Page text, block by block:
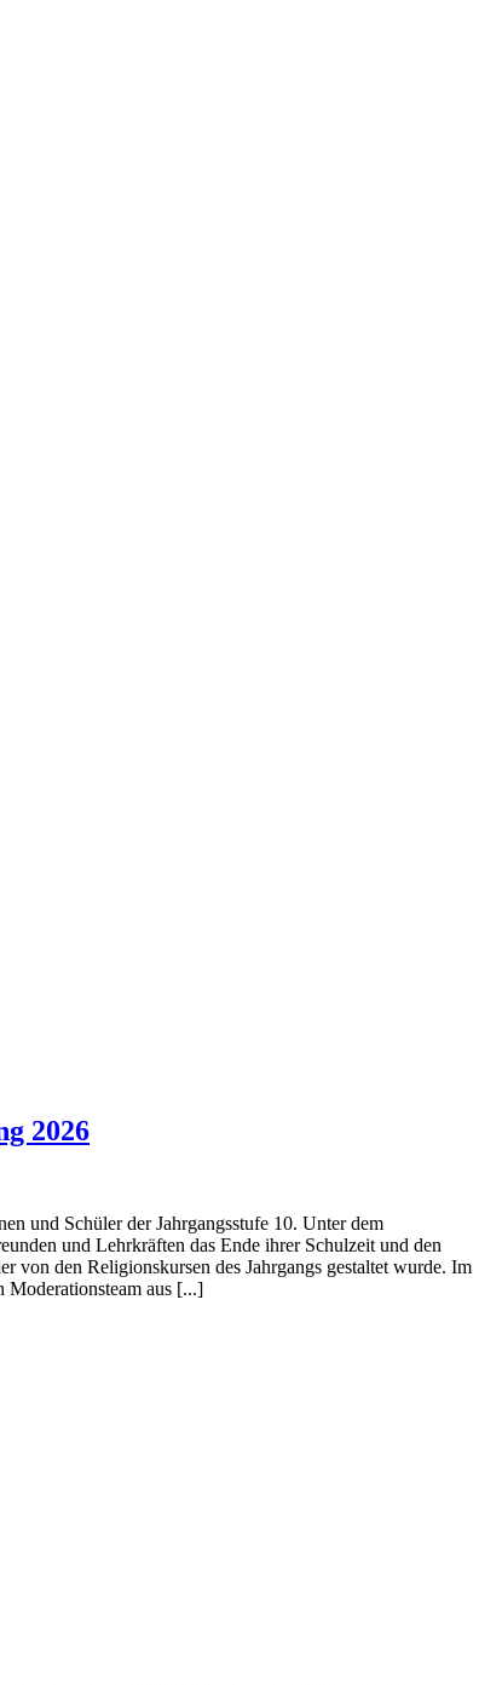
2026
und Schüler der Jahrgangsstufe 10. Unter dem
und Lehrkräften das Ende ihrer Schulzeit und den
von den Religionskursen des Jahrgangs gestaltet wurde. Im
Moderationsteam aus [...]